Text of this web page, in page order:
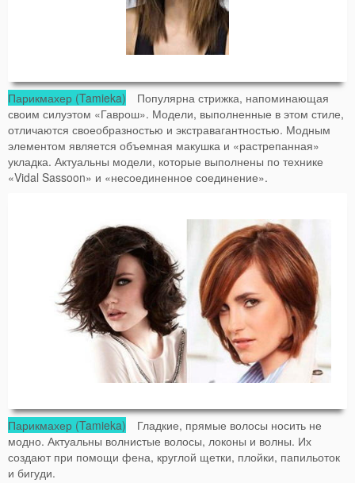
Парикмахер (Tamieka) Популярна стрижка, напоминающая
своим силуэтом «Гаврош». Модели, выполненные в этом стиле,
отличаются своеобразностью и экстравагантностью. Модным
элементом является объемная макушка и «растрепанная»
укладка. Актуальны модели, которые выполнены по технике
«Vidal Sassoon» и «несоединенное соединение».
Парикмахер (Tamieka) Гладкие, прямые волосы носить не
модно. Актуальны волнистые волосы, локоны и волны. Их
создают при помощи фена, круглой щетки, плойки, папильоток
и бигуди.